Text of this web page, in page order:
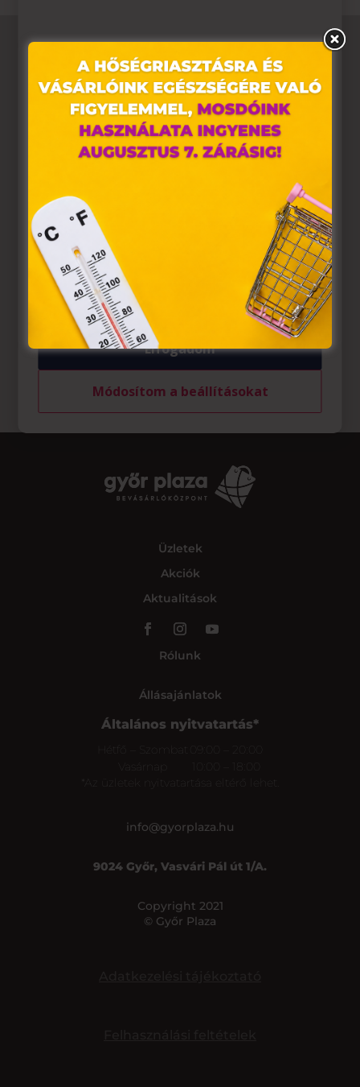
Üzletek
Akciók
Aktualitások
Rólunk
Állásajánlatok
Általános nyitvatartás*
*Az üzletek nyitvatartása eltérő lehet.
info@gyorplaza.hu
9024 Győr, Vasvári Pál út 1/A.
Copyright 2021
© Győr Plaza
Ez az oldal sütiket használ
Weboldalunkon „cookie"-kat (továbbiakban „süti")
alkalmazunk. Ezek olyan fájlok, melyek információt
tárolnak webes böngészőjében. Ehhez az Ön
hozzájárulása szükséges.
A „sütiket" az elektronikus hírközlésről szóló 2003. évi C.
törvény, az elektronikus kereskedelmi szolgáltatások, az
információs társadalommal összefüggő szolgáltatások
egyes kérdéseiről szóló 2001. évi CVIII. törvény, valamint
az Európai Unió előírásainak megfelelően használjuk.
Azon weblapoknak, melyek az Európai Unió országain
belül működnek, a „sütik" használatához, és ezeknek a
felhasználó számítógépén vagy egyéb eszközén történő
tárolásához a felhasználók hozzájárulását kell kérniük.
Elfogadom
Módosítom a beállításokat